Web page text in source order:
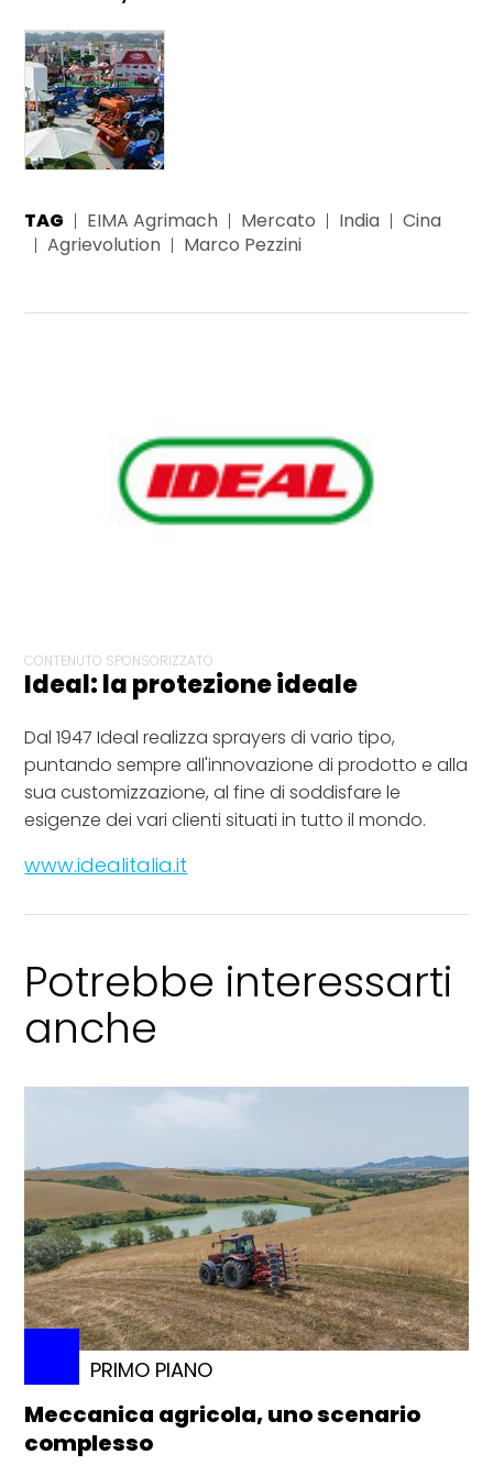
TAG EIMA Agrimach Mercato India
Cina
Agrievolution
Marco Pezzini
CONTENUTO SPONSORIZZATO
Ideal: la protezione ideale
Dal 1947 Ideal realizza sprayers di vario tipo,
puntando sempre all'innovazione di prodotto e alla
sua customizzazione, al fine di soddisfare le
esigenze dei vari clienti situati in tutto il mondo.
www.idealitalia.it
Potrebbe interessarti
anche
PRIMO PIANO
Meccanica agricola, uno scenario
complesso